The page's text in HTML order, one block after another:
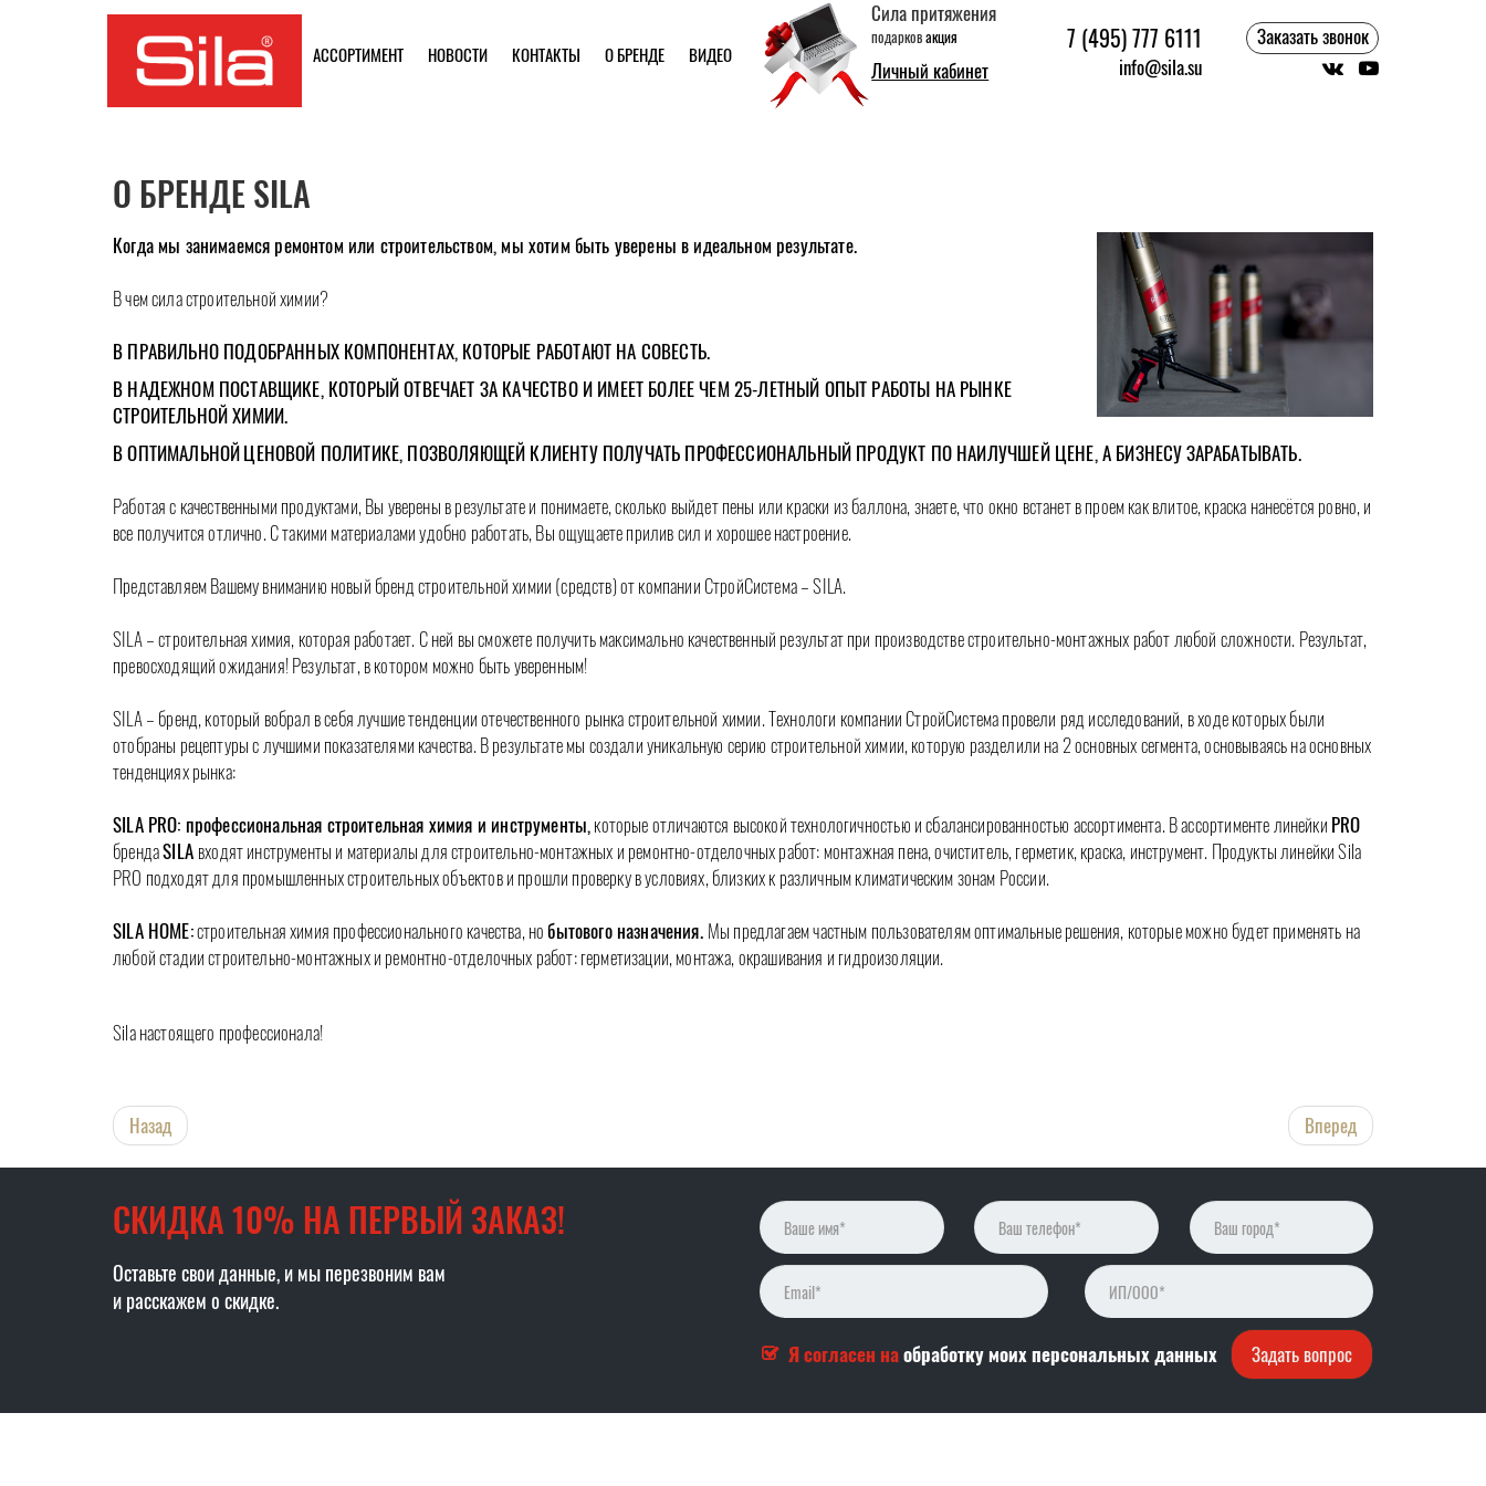
АССОРТИМЕНТ НОВОСТИ КОНТАКТЫ О БРЕНДЕ ВИДЕО
Сила притяжения
подарковакция
Личный кабинет
7 (495) 777 6111
info@sila.su
Заказать звонок
О БРЕНДЕ SILA
Когда мы занимаемся ремонтом или строительством, мы хотим быть уверены в идеальном результате.
В чем сила строительной химии?
В ПРАВИЛЬНО ПОДОБРАННЫХ КОМПОНЕНТАХ, КОТОРЫЕ РАБОТАЮТ НА СОВЕСТЬ.
В НАДЕЖНОМ ПОСТАВЩИКЕ, КОТОРЫЙ ОТВЕЧАЕТ ЗА КАЧЕСТВО И ИМЕЕТ БОЛЕЕ ЧЕМ 25-ЛЕТНЫЙ ОПЫТ РАБОТЫ НА РЫНКЕ
СТРОИТЕЛЬНОЙ ХИМИИ.
В ОПТИМАЛЬНОЙЦЕНОВОЙ ПОЛИТИКЕ, ПОЗВОЛЯЮЩЕЙ КЛИЕНТУ ПОЛУЧАТЬ ПРОФЕССИОНАЛЬНЫЙ ПРОДУКТ ПО НАИЛУЧШЕЙ ЦЕНЕ, А БИЗНЕСУЗАРАБАТЫВАТЬ.
Работая с качественными продуктами, Вы уверены в результате и понимаете, сколько выйдет пены или краски из баллона, знаете, что окно встанет в проем как влитое, краска нанесётся ровно, и
все получится отлично. С такими материалами удобно работать, Вы ощущаете прилив сил и хорошее настроение.
Представляем Вашему вниманию новый бренд строительной химии (средств) от компании СтройСистема – SILA.
SILA – строительная химия, которая работает. С ней вы сможете получить максимально качественный результат при производстве строительно-монтажных работ любой сложности. Результат,
превосходящий ожидания! Результат, в котором можно быть уверенным!
SILA – бренд, который вобрал в себя лучшие тенденции отечественного рынка строительной химии. Технологи компании СтройСистема провели ряд исследований, в ходе которых были
отобраны рецептуры с лучшими показателями качества. В результате мы создали уникальную серию строительной химии, которую разделили на 2 основных сегмента, основываясь на основных
тенденциях рынка:
SILA PRO: профессиональная строительная химия и инструменты,которые отличаются высокой технологичностью и сбалансированностью ассортимента. В ассортименте линейки PRO
брендаSILA входят инструменты и материалы для строительно-монтажных и ремонтно-отделочных работ: монтажная пена, очиститель, герметик, краска, инструмент. Продукты линейки Sila
PRO подходят для промышленных строительных объектов и прошли проверку в условиях, близких к различным климатическим зонам России.
SILA HOME:строительная химия профессионального качества, нобытового назначения. Мы предлагаем частным пользователям оптимальные решения, которые можно будет применять на
любой стадии строительно-монтажных и ремонтно-отделочных работ: герметизации, монтажа, окрашивания и гидроизоляции.
Sila настоящего профессионала!
Назад Вперед
СКИДКА 10% НА ПЕРВЫЙ ЗАКАЗ!
Оставьте свои данные, и мы перезвоним вам
и расскажем о скидке.
Я согласен наобработку моих персональных данных